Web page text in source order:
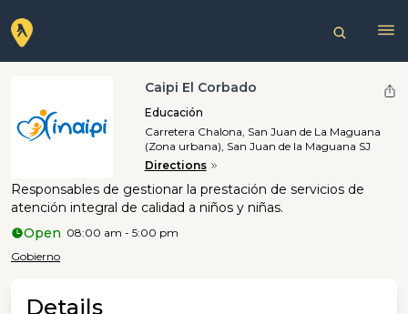
Caipi El Corbado
Educación
Carretera Chalona, San Juan de La Maguana
(Zona urbana), San Juan de la Maguana SJ
Directions
Responsables de gestionar la prestación de servicios de
atención integral de calidad a niños y niñas.
Open 08:00 am - 5:00 pm
Gobierno
Details